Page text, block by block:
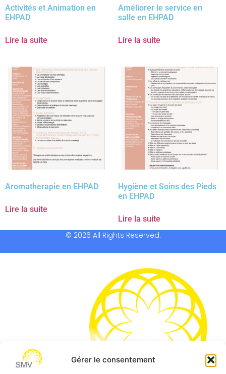
Gérer le consentement
Activités et Animation en
EHPAD
Lire la suite
Améliorer le service en
salle en EHPAD
Lire la suite
Aromatherapie en EHPAD
Lire la suite
Hygiène et Soins des Pieds
en EHPAD
Lire la suite
© 2026 All Rights Reserved.